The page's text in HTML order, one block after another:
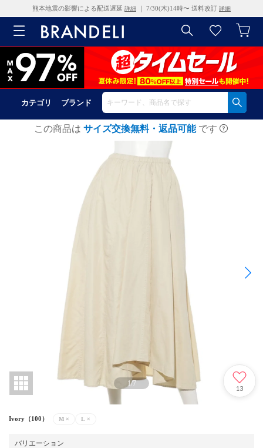
熊本地震の影響による配送遅延 詳細 ｜ 7/30(木)14時〜 送料改訂 詳細
カテゴリ ブランド
この商品は サイズ交換無料・返品可能 です
1/7
13
Ivory（100） M × L ×
バリエーション